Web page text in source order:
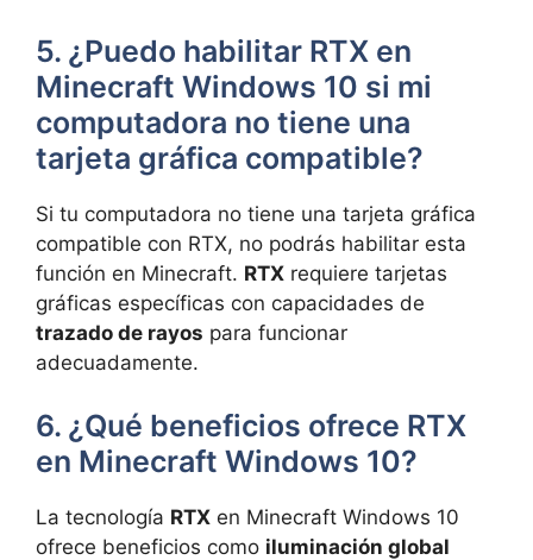
5. ¿Puedo habilitar‌ RTX en
Minecraft Windows 10 si mi
computadora no tiene una
tarjeta gráfica compatible?
Si tu computadora no tiene una tarjeta gráfica
compatible con RTX, no podrás habilitar esta
función en Minecraft. RTX requiere ⁤tarjetas
gráficas específicas con⁢ capacidades de⁤
trazado de rayos ⁤para funcionar
adecuadamente.
6. ¿Qué beneficios ⁢ofrece RTX
en ‍Minecraft Windows 10?
La‌ tecnología RTX ‍ en Minecraft Windows ⁤10
⁢ofrece beneficios como iluminación global​